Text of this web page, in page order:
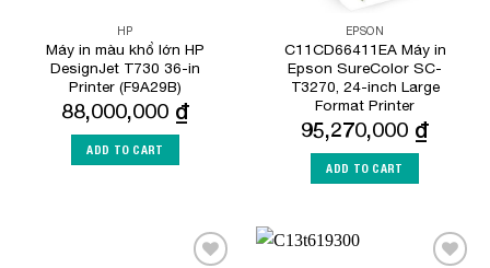
HP
Máy in màu khổ lớn HP
DesignJet T730 36-in
Printer (F9A29B)
88,000,000 ₫
ADD TO CART
EPSON
C11CD66411EA Máy in
Epson SureColor SC-
T3270, 24-inch Large
Format Printer
95,270,000 ₫
ADD TO CART